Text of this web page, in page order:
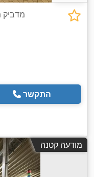
התקשר
מודעה קטנה